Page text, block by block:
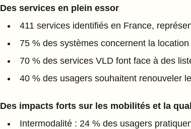
Des services en plein essor
411 services identifiés en France,
75 % des systèmes concernent la
70 % des services VLD font face à des
40 % des usagers souhaitent renouveler
Des impacts forts sur les mobilités et la
Intermodalité : 24 % des usagers